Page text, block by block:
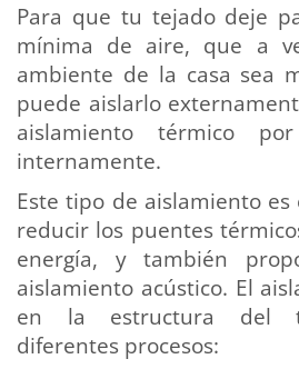
Para que tu tejado deje
mínima de aire, que a
ambiente de la casa sea
puede aislarlo
aislamiento térmico
internamente.
Este tipo de aislamiento es
reducir los puentes
energía, y también
aislamiento acústico. El
en la estructura del
diferentes procesos: